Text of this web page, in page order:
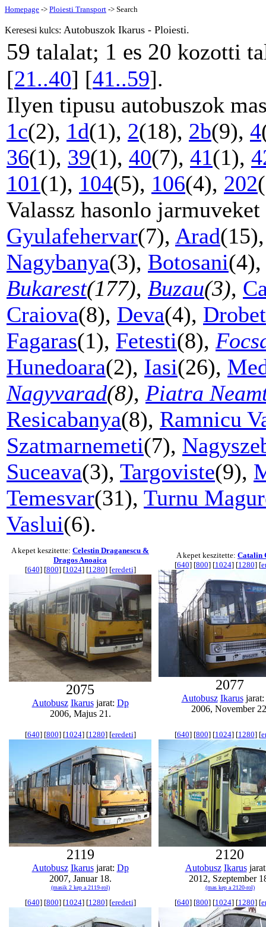
Homepage -> Ploiesti Transport -> Search
Keresesi kulcs: Autobuszok Ikarus - Ploiesti.
59 talalat; 1 es 20 kozotti
[21..40] [41..59].
Ilyen tipusu autobuszok
1c(2), 1d(1), 2(18), 2b(9), 4
36(1), 39(1), 40(7), 41(1),
101(1), 104(5), 106(4), 202
Valassz hasonlo
Gyulafehervar(7), Arad
Nagybanya(3), Botosani
Bukarest(177), Buzau(3),
Craiova(8), Deva(4),
Fagaras(1), Fetesti(8),
Hunedoara(2), Iasi(26),
Nagyvarad(8), Piatra
Resicabanya(8), Ramnicu
Szatmarnemeti(7),
Suceava(3), Targoviste(9),
Temesvar(31), Turnu
Vaslui(6).
A kepet keszitette: Celestin Draganescu &
Dragos Anoaica
[640] [800] [1024] [1280] [eredeti]
2075
Autobusz Ikarusjarat: Dp
2006, Majus 21.
A kepet keszitette: Catalin
[640] [800] [1024] [1280] [
2077
Autobusz Ikarusjarat:
2006, November
[640] [800] [1024] [1280] [eredeti]
2119
Autobusz Ikarusjarat: Dp
2007, Januar 18.
(masik 2 kep a 2119-rol)
[640] [800] [1024] [1280] [
2120
Autobusz Ikarus
2012, Szeptember
(mas kep a 2120-rol)
[640] [800] [1024] [1280] [eredeti] [640] [800] [1024] [1280] [